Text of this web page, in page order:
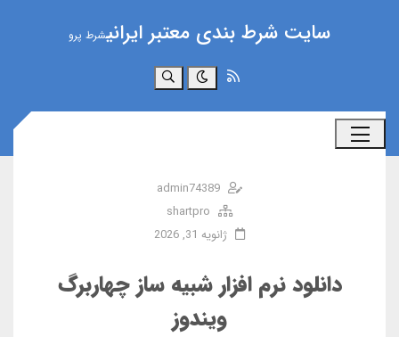
سایت شرط بندی معتبر ایرانیشرط پرو
جستجو
admin74389
shartpro
ژانویه 31, 2026
دانلود نرم‌ افزار شبیه‌ ساز چهاربرگ
ویندوز